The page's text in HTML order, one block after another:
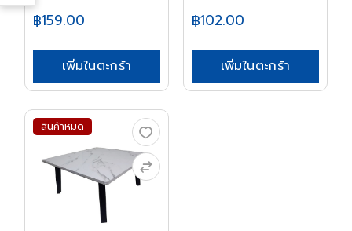
฿159.00
เพิ่มในตะกร้า
฿102.00
เพิ่มในตะกร้า
สินค้าหมด